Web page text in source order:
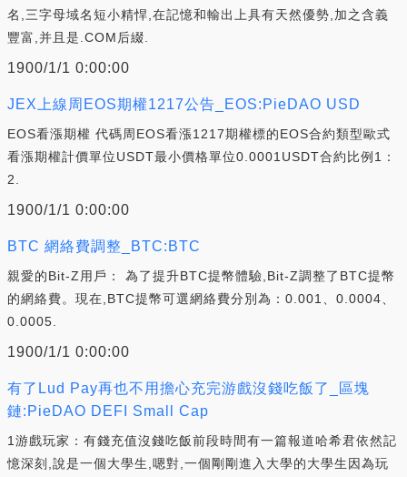
名,三字母域名短小精悍,在記憶和輸出上具有天然優勢,加之含義
豐富,并且是.COM后綴.
1900/1/1 0:00:00
JEX上線周EOS期權1217公告_EOS:PieDAO USD
EOS看漲期權 代碼周EOS看漲1217期權標的EOS合約類型歐式
看漲期權計價單位USDT最小價格單位0.0001USDT合約比例1：
2.
1900/1/1 0:00:00
BTC 網絡費調整_BTC:BTC
親愛的Bit-Z用戶： 為了提升BTC提幣體驗,Bit-Z調整了BTC提幣
的網絡費。現在,BTC提幣可選網絡費分別為：0.001、0.0004、
0.0005.
1900/1/1 0:00:00
有了Lud Pay再也不用擔心充完游戲沒錢吃飯了_區塊
鏈:PieDAO DEFI Small Cap
1游戲玩家：有錢充值沒錢吃飯前段時間有一篇報道哈希君依然記
憶深刻,說是一個大學生,嗯對,一個剛剛進入大學的大學生因為玩